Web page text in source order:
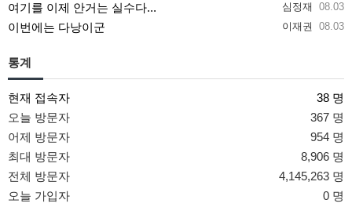
심정재 08.03
여기를 이제 안거는 실수다...
이재권 08.03
이번에는 다낭이군
통계
현재 접속자
38 명
오늘 방문자
367 명
어제 방문자
954 명
최대 방문자
8,906 명
전체 방문자
4,145,263 명
오늘 가입자
0 명